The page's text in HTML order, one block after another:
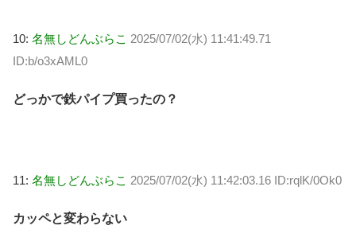
10: 名無しどんぶらこ 2025/07/02(水) 11:41:49.71
ID:b/o3xAML0
どっかで鉄パイプ買ったの？
11: 名無しどんぶらこ 2025/07/02(水) 11:42:03.16 ID:rqlK/0Ok0
カッペと変わらない